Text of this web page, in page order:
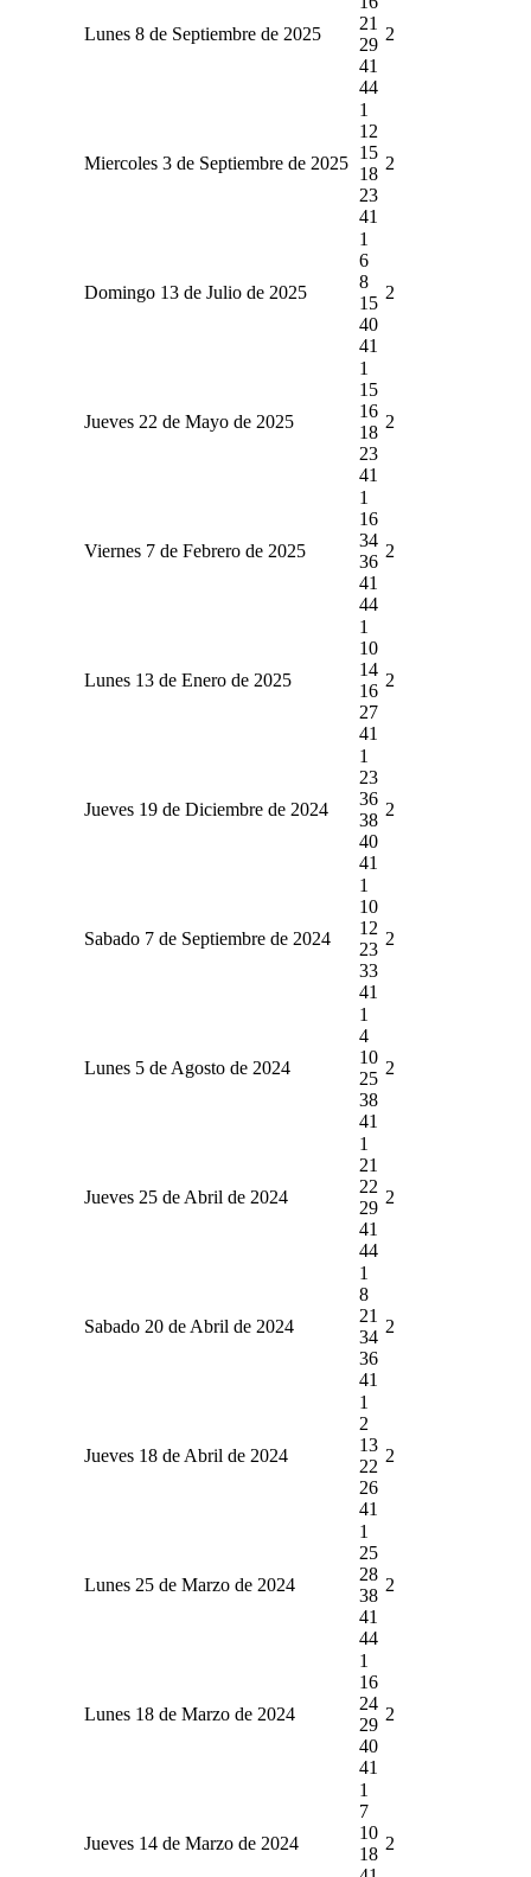
Lunes 8 de Septiembre de 2025
21
29
41
44
2
Miercoles 3 de Septiembre de 2025
1
12
15
18
23
41
2
Domingo 13 de Julio de 2025
1
6
8
15
40
41
2
Jueves 22 de Mayo de 2025
1
15
16
18
23
41
2
Viernes 7 de Febrero de 2025
1
16
34
36
41
44
2
Lunes 13 de Enero de 2025
1
10
14
16
27
41
2
Jueves 19 de Diciembre de 2024
1
23
36
38
40
41
2
Sabado 7 de Septiembre de 2024
1
10
12
23
33
41
2
Lunes 5 de Agosto de 2024
1
4
10
25
38
41
2
Jueves 25 de Abril de 2024
1
21
22
29
41
44
2
Sabado 20 de Abril de 2024
1
8
21
34
36
41
2
Jueves 18 de Abril de 2024
1
2
13
22
26
41
2
Lunes 25 de Marzo de 2024
1
25
28
38
41
44
2
Lunes 18 de Marzo de 2024
1
16
24
29
40
41
2
Jueves 14 de Marzo de 2024
1
7
10
18
2